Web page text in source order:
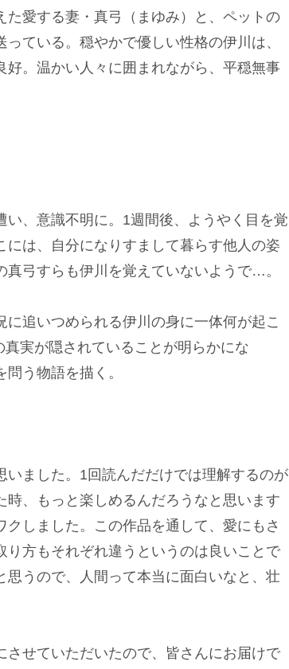
た愛する妻・真弓（まゆみ）と、ペットの
ている。穏やかで優しい性格の伊川は、
。温かい人々に囲まれながら、平穏無事
、意識不明に。1週間後、ようやく目を覚
には、自分になりすまして暮らす他人の姿
弓すらも伊川を覚えていないようで…。
追いつめられる伊川の身に一体何が起こ
実が隠されていることが明らかにな
う物語を描く。
ました。1回読んだだけでは理解するのが
、もっと楽しめるんだろうなと思います
しました。この作品を通して、愛にもさ
り方もそれぞれ違うというのは良いことで
思うので、人間って本当に面白いなと、壮
せていただいたので、皆さんにお届けで